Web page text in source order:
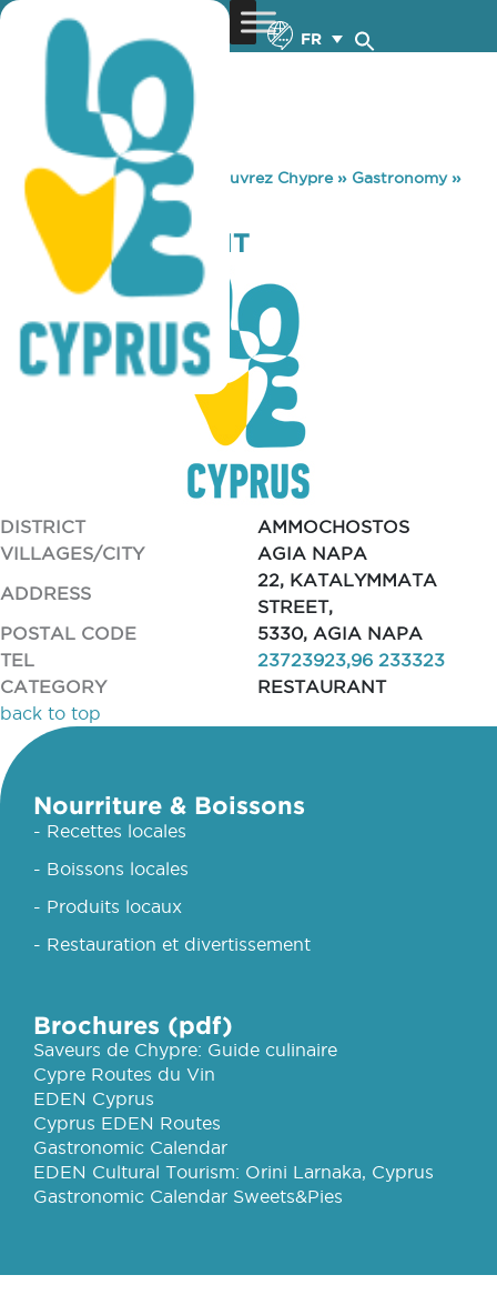
FR
You are here: Home »Découvrez Chypre» Gastronomy»
TIKI RESTAURANT
TIKI RESTAURANT
DISTRICT
AMMOCHOSTOS
VILLAGES/CITY
AGIA NAPA
ADDRESS
22, KATALYMMATA
STREET,
POSTAL CODE
5330, AGIA NAPA
TEL
23723923,96 233323
CATEGORY
RESTAURANT
back to top
Nourriture & Boissons
- Recettes locales
- Boissons locales
- Produits locaux
- Restauration et divertissement
Brochures (pdf)
Saveurs de Chypre: Guide culinaire
Cypre Routes du Vin
EDEN Cyprus
Cyprus EDEN Routes
Gastronomic Calendar
EDEN Cultural Tourism: Orini Larnaka, Cyprus
Gastronomic Calendar Sweets&Pies